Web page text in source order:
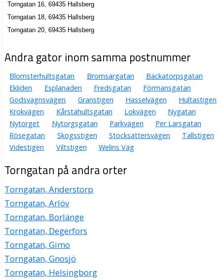
Torngatan 16, 69435 Hallsberg
Torngatan 18, 69435 Hallsberg
Torngatan 20, 69435 Hallsberg
Andra gator inom samma postnummer
Blomsterhultsgatan Bromsargatan
Bäckatorpsgatan
Ekliden
Esplanaden Fredsgatan
Förmansgatan
Godsvagnsvägen
Granstigen Hasselvägen
Hultastigen
Krokvägen
Kårstahultsgatan Lokvägen
Nygatan
Nytorget
Nytorgsgatan Parkvägen
Per Larsgatan
Rösegatan
Skogsstigen Stocksättersvägen
Tallstigen
Videstigen
Viltstigen Welins Väg
Torngatan på andra orter
Torngatan, Anderstorp
Torngatan, Arlöv
Torngatan, Borlänge
Torngatan, Degerfors
Torngatan, Gimo
Torngatan, Gnosjö
Torngatan, Helsingborg